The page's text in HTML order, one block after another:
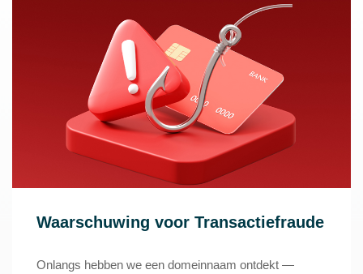
Waarschuwing voor Transactiefraude
Onlangs hebben we een domeinnaam ontdekt —